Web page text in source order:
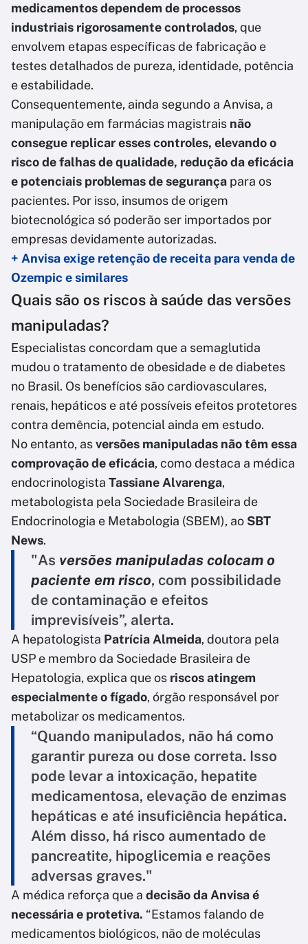
medicamentos dependem de processos
industriais rigorosamente controlados, que
envolvem etapas específicas de fabricação e
testes detalhados de pureza, identidade, potência
e estabilidade.
Consequentemente, ainda segundo a Anvisa, a
manipulação em farmácias magistrais não
consegue replicar esses controles, elevando o
risco de falhas de qualidade, redução da eficácia
e potenciais problemas de segurança para os
pacientes. Por isso, insumos de origem
biotecnológica só poderão ser importados por
empresas devidamente autorizadas.
+ Anvisa exige retenção de receita para venda de
Ozempic e similares
Quais são os riscos à saúde das versões
manipuladas?
Especialistas concordam que a semaglutida
mudou o tratamento de obesidade e de diabetes
no Brasil. Os benefícios são cardiovasculares,
renais, hepáticos e até possíveis efeitos protetores
contra demência, potencial ainda em estudo.
No entanto, asversões manipuladas não têm essa
comprovação de eficácia, como destaca a médica
endocrinologista Tassiane Alvarenga,
metabologista pela Sociedade Brasileira de
Endocrinologia e Metabologia (SBEM), ao SBT
News.
"As versões manipuladas colocam o
paciente em risco, com possibilidade
de contaminação e efeitos
imprevisíveis”, alerta.
A hepatologista Patrícia Almeida, doutora pela
USP e membro da Sociedade Brasileira de
Hepatologia, explica que os riscos atingem
especialmente o fígado, órgão responsável por
metabolizar os medicamentos.
“Quando manipulados, não há como
garantir pureza ou dose correta. Isso
pode levar a intoxicação, hepatite
medicamentosa, elevação de enzimas
hepáticas e até insuficiência hepática.
Além disso, há risco aumentado de
pancreatite, hipoglicemia e reações
adversas graves."
A médica reforça que a decisão da Anvisa é
necessária e protetiva. “Estamos falando de
medicamentos biológicos, não de moléculas